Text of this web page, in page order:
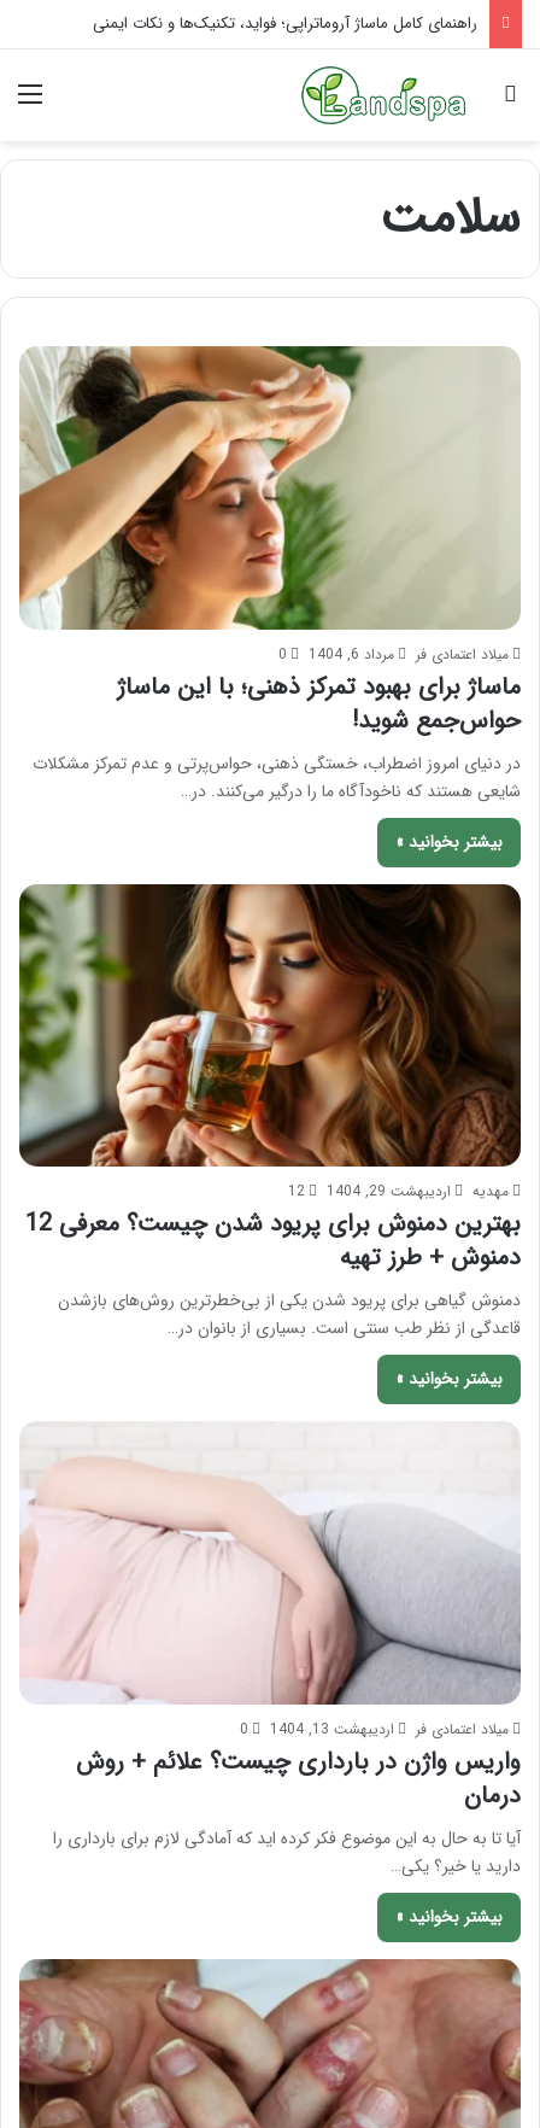
راهنمای کامل ماساژ آروماتراپی؛ فواید، تکنیک‌ها و نکات ایمنی
جستجو برای
سلامت
میلاد اعتمادی فر مرداد 6, 1404 0
ماساژ برای بهبود تمرکز ذهنی؛ با این ماساژ
حواس‌جمع شوید!
در دنیای امروز اضطراب، خستگی ذهنی، حواس‌پرتی و عدم تمرکز مشکلات
شایعی هستند که ناخودآگاه ما را درگیر می‌کنند. در…
بیشتر بخوانید »
مهدیه اردیبهشت 29, 1404 12
بهترین دمنوش برای پریود شدن چیست؟ معرفی 12
دمنوش + طرز تهیه
دمنوش گیاهی برای پریود شدن یکی از بی‌خطرترین روش‌های بازشدن
قاعدگی از نظر طب سنتی است. بسیاری از بانوان در…
بیشتر بخوانید »
میلاد اعتمادی فر اردیبهشت 13, 1404 0
واریس واژن در بارداری چیست؟ علائم + روش
درمان
آیا تا به حال به این موضوع فکر کرده اید که آمادگی لازم برای بارداری را
دارید یا خیر؟ یکی…
بیشتر بخوانید »